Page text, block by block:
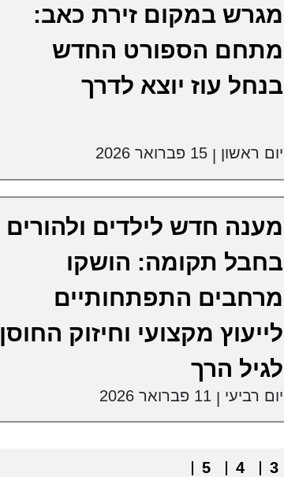
מגרש במקום זירת כאב:
מתחם הספורט החדש
בנחל עוז יוצא לדרך
יום ראשון | 15 פברואר 2026
מענה חדש לילדים ולהורים
בחבל תקומה: הושקו
מרחבים התפתחותיים
לייעוץ מקצועי וחיזוק החוסן
לגיל הרך
יום רביעי | 11 פברואר 2026
3
4
5